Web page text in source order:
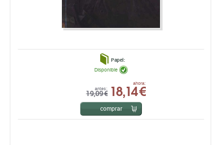
Papel:
antes:
19,09 €
ahora:
18,14 €
Disponible
comprar